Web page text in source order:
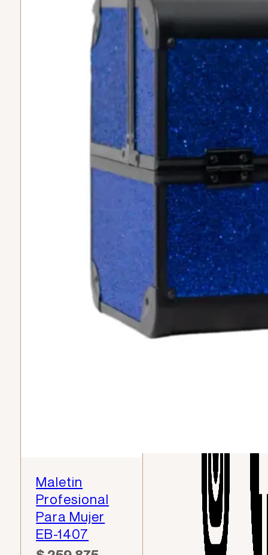
Maletin
Profesional
Para Mujer
EB-1407